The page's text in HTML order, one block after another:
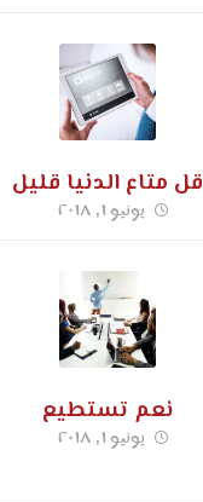
قل متاع الدنيا قليل
يونيو ١, ٢٠١٨
نعم تستطيع
يونيو ١, ٢٠١٨